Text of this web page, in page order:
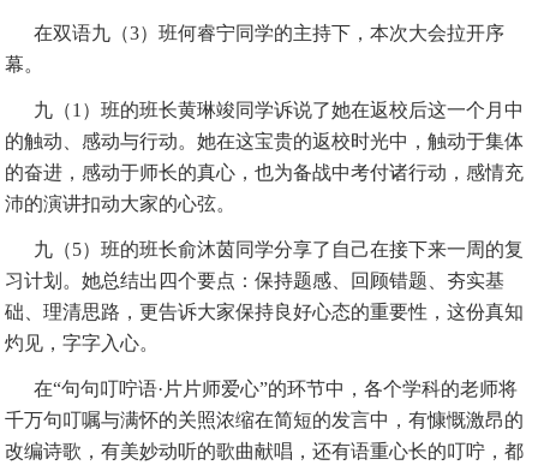
在双语九（3）班何睿宁同学的主持下，本次大会拉开序
幕。
九（1）班的班长黄琳竣同学诉说了她在返校后这一个月中
的触动、感动与行动。她在这宝贵的返校时光中，触动于集体
的奋进，感动于师长的真心，也为备战中考付诸行动，感情充
沛的演讲扣动大家的心弦。
九（5）班的班长俞沐茵同学分享了自己在接下来一周的复
习计划。她总结出四个要点：保持题感、回顾错题、夯实基
础、理清思路，更告诉大家保持良好心态的重要性，这份真知
灼见，字字入心。
在“句句叮咛语·片片师爱心”的环节中，各个学科的老师将
千万句叮嘱与满怀的关照浓缩在简短的发言中，有慷慨激昂的
改编诗歌，有美妙动听的歌曲献唱，还有语重心长的叮咛，都